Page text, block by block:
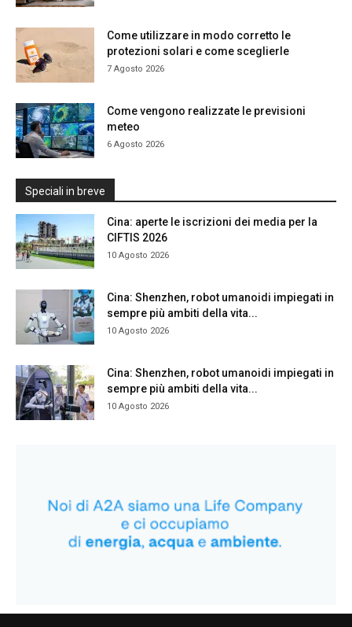
Come utilizzare in modo corretto le
protezioni solari e come sceglierle
7 Agosto 2026
Come vengono realizzate le previsioni
meteo
6 Agosto 2026
Speciali in breve
Cina: aperte le iscrizioni dei media per la
CIFTIS 2026
10 Agosto 2026
Cina: Shenzhen, robot umanoidi impiegati in
sempre più ambiti della vita...
10 Agosto 2026
Cina: Shenzhen, robot umanoidi impiegati in
sempre più ambiti della vita...
10 Agosto 2026